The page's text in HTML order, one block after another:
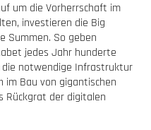
um die Vorherrschaft im
investieren die Big
Summen. So geben
jedes Jahr hunderte
die notwendige Infrastruktur
im Bau von gigantischen
Rückgrat der digitalen